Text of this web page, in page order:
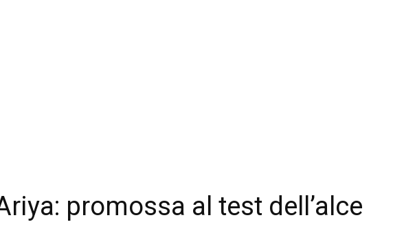
promossa al test dell’alce